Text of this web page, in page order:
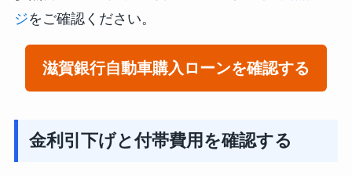
ジをご確認ください。
滋賀銀行自動車購入ローンを確認する
金利引下げと付帯費用を確認する